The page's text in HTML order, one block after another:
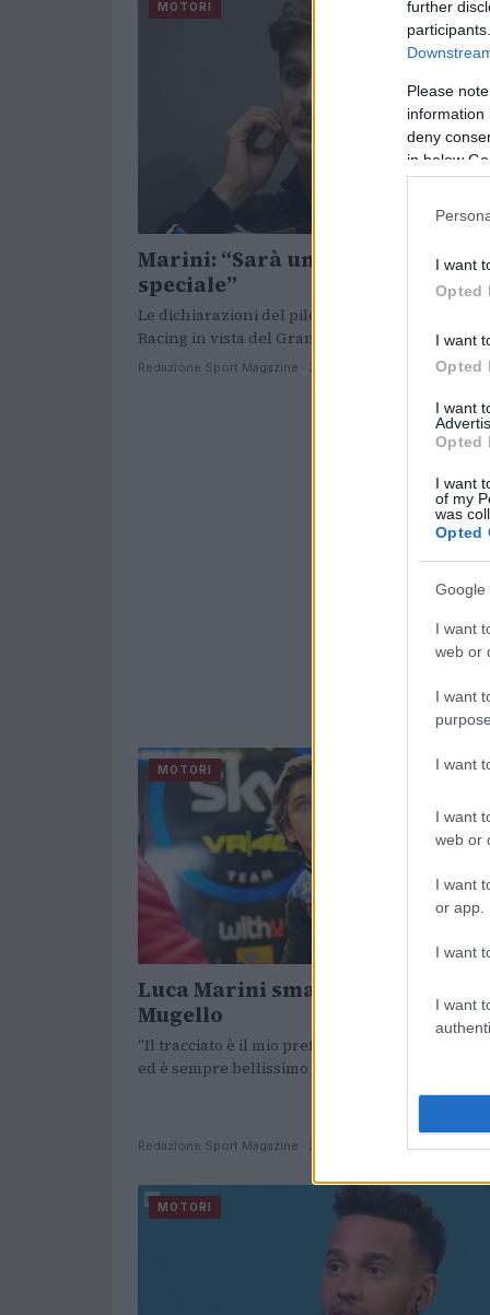
further
Please
information
deny
in below
I want
Opted
I want
Opted
I want
Opted
I want
of my
was
Opted
Google
I want
web or
I want
I want
I want
web or
I want
or app.
I want
I want
MOTORI
Marini: “Sarà un weekend
speciale”
Le dichiarazioni del pilota del team
Racing in vista del Gran Premio del Mugello.
Redazione Sport Magazine · 26 Mag 2021
MOTORI
Luca Marini smania in vista del
Mugello
"Il tracciato è il mio preferito di tutto il
ed è sempre bellissimo correre lì" riconosce.
Redazione Sport Magazine · 25 Mag 2021
MOTORI